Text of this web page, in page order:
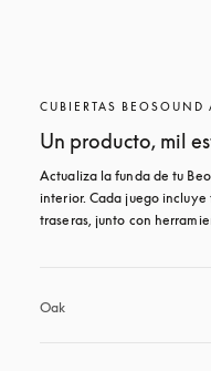
CUBIERTAS BEOSOUND
Un producto, mil
Actualiza la funda de tu
interior. Cada juego
traseras, junto con
Oak